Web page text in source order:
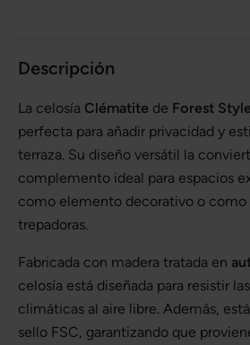
Descripción
La celosía Clématite de Forest Style
perfecta para añadir privacidad y
terraza. Su diseño versátil la
complemento ideal para espacios
como elemento decorativo o como
trepadoras.
Fabricada con madera tratada en
celosía está diseñada para resistir
climáticas al aire libre. Además,
sello FSC, garantizando que